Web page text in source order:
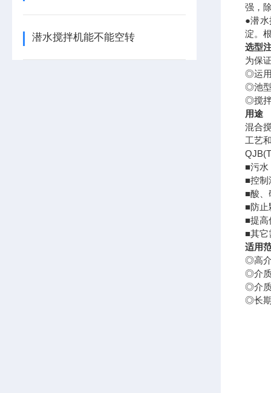
潜水搅拌机能不能空转
强，
●潜
淀。
选型
为保
◎运
◎池
◎搅拌
用途
混合
工艺
■污水
■控制
■酸、
■防止
■提高
■其它
适用
◎高
◎介
◎介质
◎长期